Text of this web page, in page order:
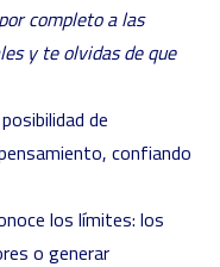
completo a las
y te olvidas de que
de
confiando
los límites: los
o generar